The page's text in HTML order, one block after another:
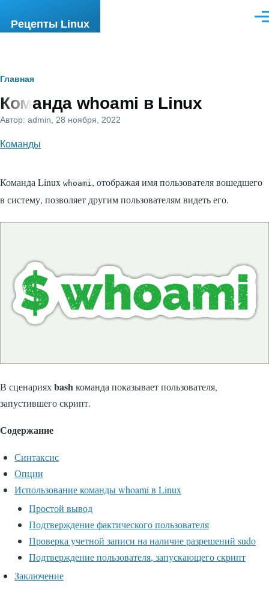
Рецепты Linux
Строка
навигации
Главная
Команда whoami в Linux
Автор: admin , 28 ноября, 2022
Команды
Команда Linux whoami, отображая имя пользователя вошедшего
в систему, позволяет другим пользователям видеть его.
В сценарияхbashкоманда показывает пользователя,
запустившего скрипт.
Содержание
Синтаксис
Опции
Использование команды whoami в Linux
Простой вывод
Подтверждение фактического пользователя
Проверка учетной записи на наличие разрешений sudo
Подтверждение пользователя, запускающего скрипт
Заключение